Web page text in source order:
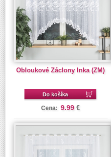
Obloukové Záclony Inka (ZM)
Do košíka
Cena: 9.99 €